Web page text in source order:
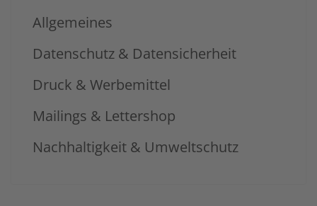
Allgemeines
Datenschutz & Datensicherheit
Druck & Werbemittel
Mailings & Lettershop
Nachhaltigkeit & Umweltschutz